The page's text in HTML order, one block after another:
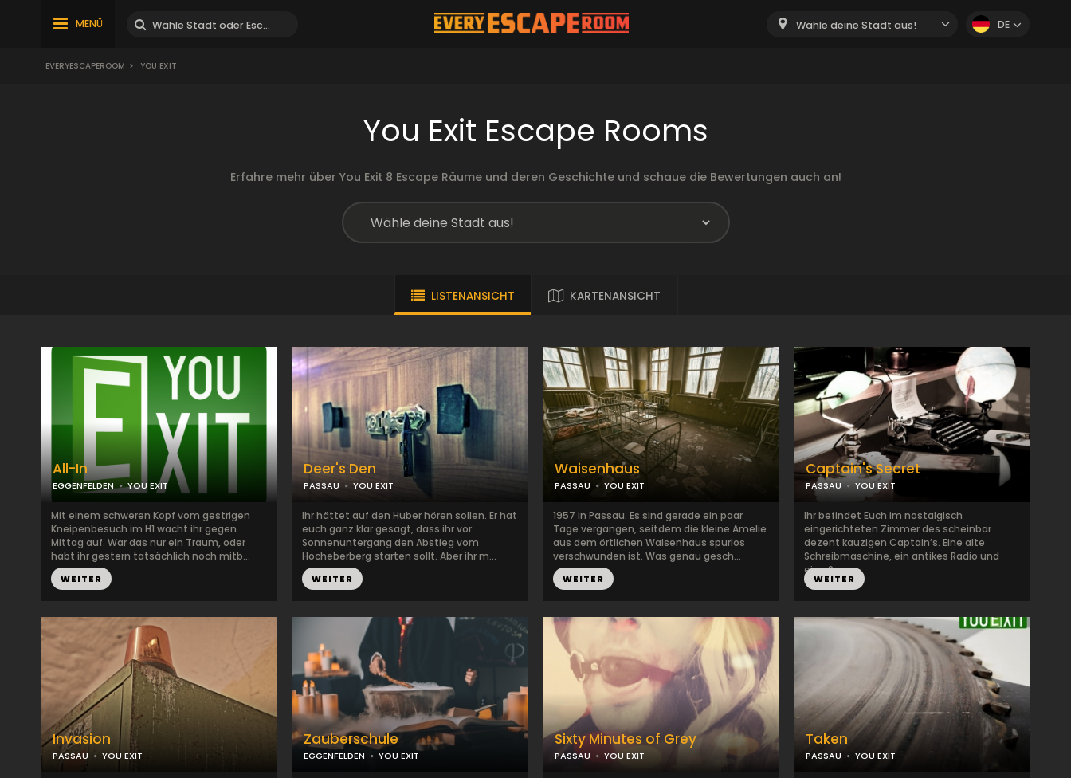
MENÜ Wähle deine Stadt aus! DE
EVERYESCAPEROOM > YOU EXIT
You Exit Escape Rooms
Erfahre mehr über You Exit 8 Escape Räume und deren Geschichte und schaue die Bewertungen auch an!
LISTENANSICHT KARTENANSICHT
All-In
EGGENFELDEN YOU EXIT
Mit einem schweren Kopf vom gestrigen
Kneipenbesuch im H1 wacht ihr gegen
Mittag auf. War das nur ein Traum, oder
habt ihr gestern tatsächlich noch mitb...
WEITER
Deer's Den
PASSAU YOU EXIT
Ihr hättet auf den Huber hören sollen. Er hat
euch ganz klar gesagt, dass ihr vor
Sonnenuntergang den Abstieg vom
Hocheberberg starten sollt. Aber ihr m...
WEITER
Waisenhaus
PASSAU YOU EXIT
1957 in Passau. Es sind gerade ein paar
Tage vergangen, seitdem die kleine Amelie
aus dem örtlichen Waisenhaus spurlos
verschwunden ist. Was genau gesch...
WEITER
Captain's Secret
PASSAU YOU EXIT
Ihr befindet Euch im nostalgisch
eingerichteten Zimmer des scheinbar
dezent kauzigen Captain’s. Eine alte
Schreibmaschine, ein antikes Radio und
eine Sc...
WEITER
Invasion
PASSAU YOU EXIT
Zauberschule
EGGENFELDEN YOU EXIT
Sixty Minutes of Grey
PASSAU YOU EXIT
Taken
PASSAU YOU EXIT